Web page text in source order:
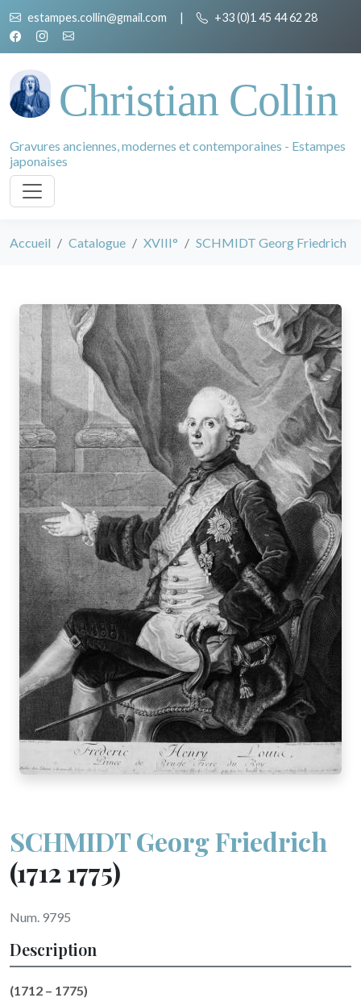
estampes.collin@gmail.com | +33 (0)1 45 44 62 28
Christian Collin
Gravures anciennes, modernes et contemporaines - Estampes
japonaises
Accueil Catalogue XVIII° SCHMIDT Georg Friedrich
SCHMIDT Georg Friedrich
(1712 1775)
Num. 9795
Description
(1712 – 1775)